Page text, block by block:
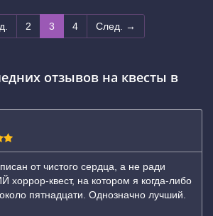
2 3 4 След. →
отзывов на квесты в
от чистого сердца, а не ради
квест, на котором я когда-либо
пятнадцати. Однозначно лучший.